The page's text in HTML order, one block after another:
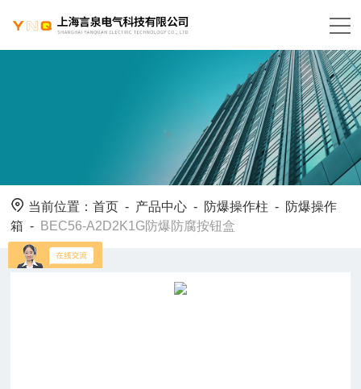
当前位置：首页 - 产品中心 - 防爆操作柱 - 防爆操作
箱 - BEC56-A2D2K1G防爆防腐按钮盒